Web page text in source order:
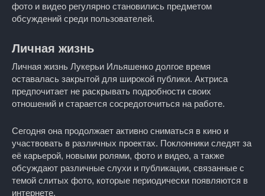
фото и видео регулярно становились предметом
обсуждений среди пользователей.
Личная жизнь
Личная жизнь Лукерьи Ильяшенко долгое время
оставалась закрытой для широкой публики. Актриса
предпочитает не раскрывать подробности своих
отношений и старается сосредоточиться на работе.
Сегодня она продолжает активно сниматься в кино и
участвовать в различных проектах. Поклонники следят за
её карьерой, новыми ролями, фото и видео, а также
обсуждают различные слухи и публикации, связанные с
темой слитых фото, которые периодически появляются в
интернете.